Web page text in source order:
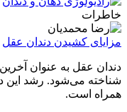
خاطرات
مزایای کشیدن دندان عقل
دندان عقل به عنوان
شناخته می‌شود. رشد این
همراه است.